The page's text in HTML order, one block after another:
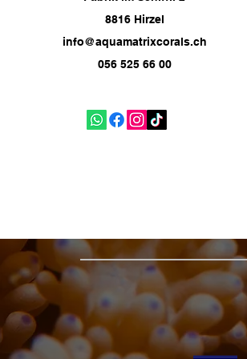
8816 Hirzel
info@aquamatrixcorals.ch
056 525 66 00